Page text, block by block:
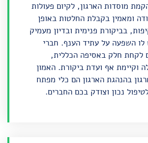
מוסדות הארגון, לקיום פעולות
ומאמין בקבלת החלטות באופן
בביקורת פנימית ובדיון מעמיק
השפעה על עתיד הענף. חברי
לקחת חלק באסיפה הכללית,
וקיימת אף ועדת ביקורת. האמון
בהנהגת הארגון הם כלי מפתח
נכון וצודק בכם החברים.